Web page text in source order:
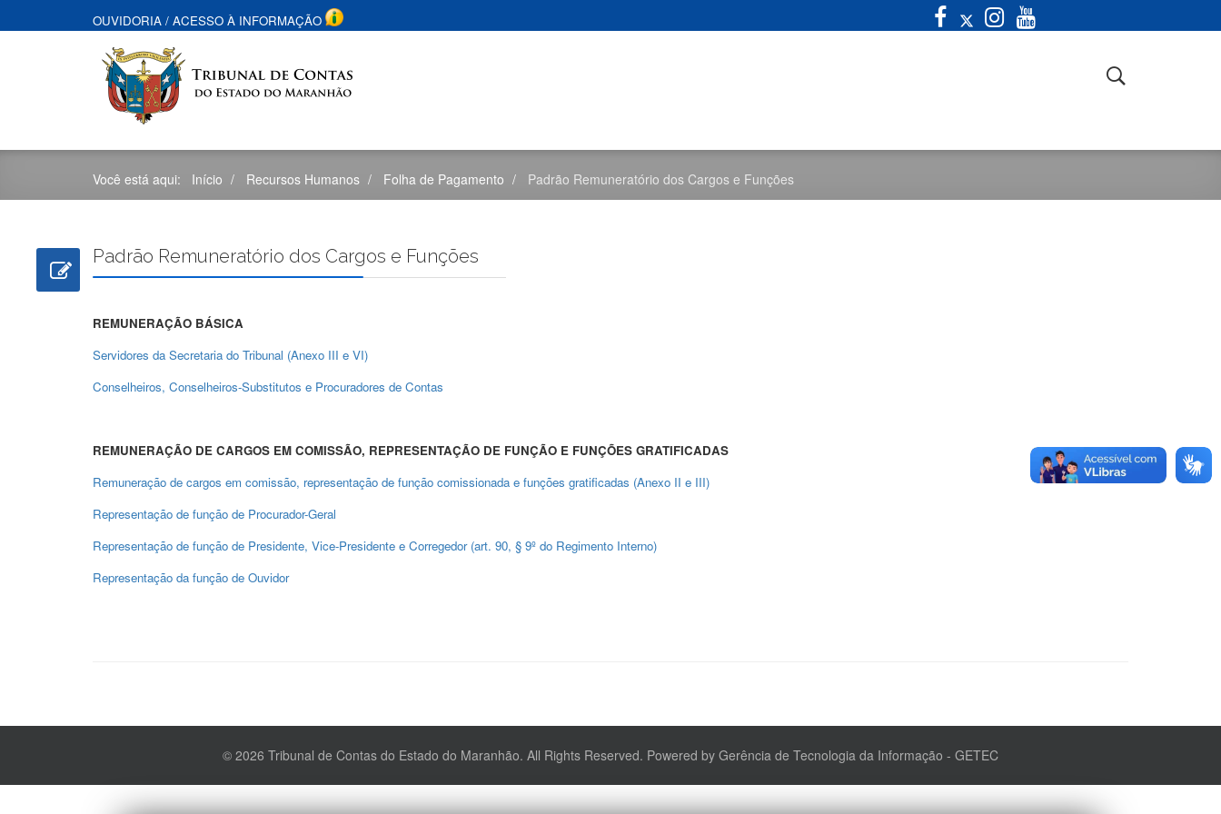
OUVIDORIA / ACESSO À INFORMAÇÃO
Você está aqui: Início Recursos Humanos Folha de Pagamento Padrão Remuneratório dos Cargos e Funções
Padrão Remuneratório dos Cargos e Funções
REMUNERAÇÃO BÁSICA
Servidores da Secretaria do Tribunal (Anexo III e VI)
Conselheiros, Conselheiros-Substitutos e Procuradores de Contas
REMUNERAÇÃO DE CARGOS EM COMISSÃO, REPRESENTAÇÃO DE FUNÇÃO E FUNÇÕES GRATIFICADAS
Remuneração de cargos em comissão, representação de função comissionada e funções gratificadas (Anexo II e III)
Representação de função de Procurador-Geral
Representação de função de Presidente, Vice-Presidente e Corregedor (art. 90, § 9º do Regimento Interno)
Representação da função de Ouvidor
© 2026 Tribunal de Contas do Estado do Maranhão. All Rights Reserved. Powered by Gerência de Tecnologia da Informação - GETEC